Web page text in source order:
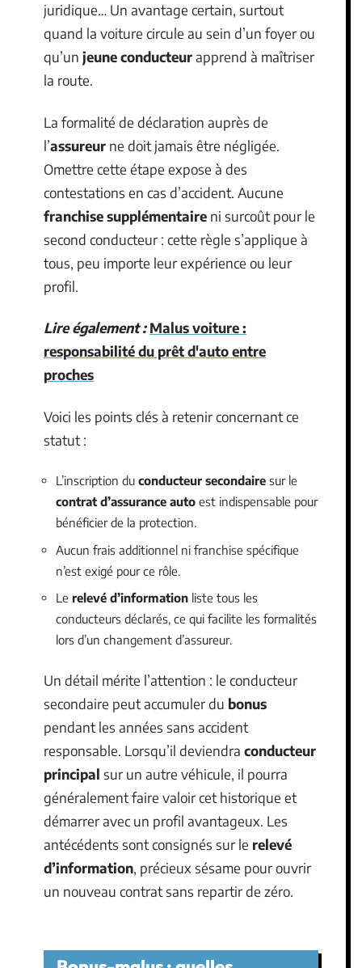
juridique… Un avantage certain, surtout
quand la voiture circule au sein d’un foyer ou
qu’un jeune conducteurapprend à maîtriser
la route.
La formalité de déclaration auprès de
l’assureur ne doit jamais être négligée.
Omettre cette étape expose à des
contestations en cas d’accident. Aucune
franchise supplémentaire ni surcoût pour le
second conducteur : cette règle s’applique à
tous, peu importe leur expérience ou leur
profil.
Lire également : Malus voiture :
responsabilité du prêt d'auto entre
proches
Voici les points clés à retenir concernant ce
statut :
L’inscription du conducteur secondaire sur le
contrat d’assurance auto est indispensable pour
bénéficier de la protection.
Aucun frais additionnel ni franchise spécifique
n’est exigé pour ce rôle.
Le relevé d’information liste tous les
conducteurs déclarés, ce qui facilite les formalités
lors d’un changement d’assureur.
Un détail mérite l’attention : le conducteur
secondaire peut accumuler du bonus
pendant les années sans accident
responsable. Lorsqu’il deviendra conducteur
principal sur un autre véhicule, il pourra
généralement faire valoir cet historique et
démarrer avec un profil avantageux. Les
antécédents sont consignés sur le relevé
d’information, précieux sésame pour ouvrir
un nouveau contrat sans repartir de zéro.